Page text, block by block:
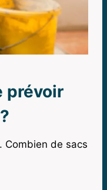
prévoir
Combien de sacs